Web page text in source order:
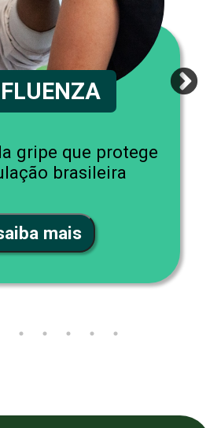
gripe que protege
brasileira
mais